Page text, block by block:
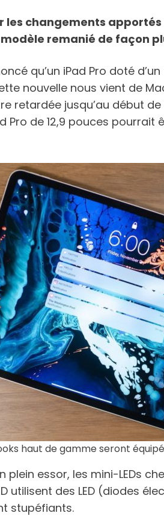
les changements
remanié de façon
qu’un iPad Pro doté
nouvelle nous vient de
retardée jusqu’au début
Pro de 12,9 pouces
haut de gamme seront
plein essor, les mini-LEDs
utilisent des LED
stupéfiants.